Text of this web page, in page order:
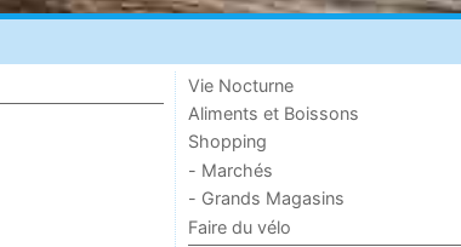
Vie Nocturne
Aliments et Boissons
Shopping
- Marchés
- Grands Magasins
Faire du vélo